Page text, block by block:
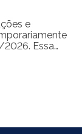
e
Essa